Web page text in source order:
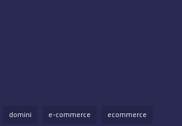
domini e-commerce
ecommerce